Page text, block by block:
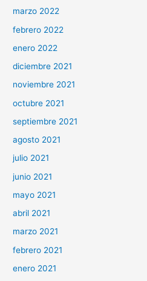
marzo 2022
febrero 2022
enero 2022
diciembre 2021
noviembre 2021
octubre 2021
septiembre 2021
agosto 2021
julio 2021
junio 2021
mayo 2021
abril 2021
marzo 2021
febrero 2021
enero 2021